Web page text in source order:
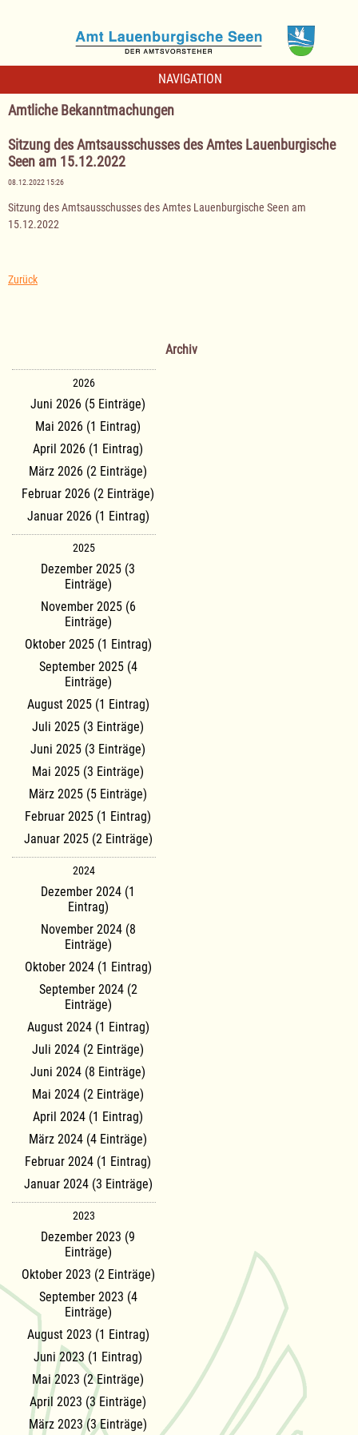
NAVIGATION
Amtliche Bekanntmachungen
Sitzung des Amtsausschusses des Amtes Lauenburgische
Seen am 15.12.2022
08.12.2022 15:26
Sitzung des Amtsausschusses des Amtes Lauenburgische Seen am
15.12.2022
Zurück
Archiv
2026
Juni 2026 (5 Einträge)
Mai 2026 (1 Eintrag)
April 2026 (1 Eintrag)
März 2026 (2 Einträge)
Februar 2026 (2 Einträge)
Januar 2026 (1 Eintrag)
2025
Dezember 2025 (3
Einträge)
November 2025 (6
Einträge)
Oktober 2025 (1 Eintrag)
September 2025 (4
Einträge)
August 2025 (1 Eintrag)
Juli 2025 (3 Einträge)
Juni 2025 (3 Einträge)
Mai 2025 (3 Einträge)
März 2025 (5 Einträge)
Februar 2025 (1 Eintrag)
Januar 2025 (2 Einträge)
2024
Dezember 2024 (1
Eintrag)
November 2024 (8
Einträge)
Oktober 2024 (1 Eintrag)
September 2024 (2
Einträge)
August 2024 (1 Eintrag)
Juli 2024 (2 Einträge)
Juni 2024 (8 Einträge)
Mai 2024 (2 Einträge)
April 2024 (1 Eintrag)
März 2024 (4 Einträge)
Februar 2024 (1 Eintrag)
Januar 2024 (3 Einträge)
2023
Dezember 2023 (9
Einträge)
Oktober 2023 (2 Einträge)
September 2023 (4
Einträge)
August 2023 (1 Eintrag)
Juni 2023 (1 Eintrag)
Mai 2023 (2 Einträge)
April 2023 (3 Einträge)
März 2023 (3 Einträge)